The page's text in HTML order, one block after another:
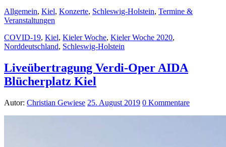
Allgemein, Kiel, Konzerte, Schleswig-Holstein, Termine &
Veranstaltungen
COVID-19, Kiel, Kieler Woche, Kieler Woche 2020,
Norddeutschland, Schleswig-Holstein
Liveübertragung Verdi-Oper AIDA
Blücherplatz Kiel
Autor: Christian Gewiese 25. August 2019 0 Kommentare